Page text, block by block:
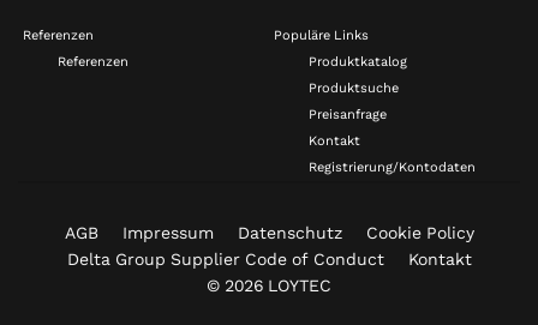
Referenzen
Referenzen
Populäre Links
Produktkatalog
Produktsuche
Preisanfrage
Kontakt
Registrierung/Kontodaten
AGB Impressum Datenschutz
Cookie Policy
Delta Group Supplier Code of Conduct
Kontakt
© 2026 LOYTEC